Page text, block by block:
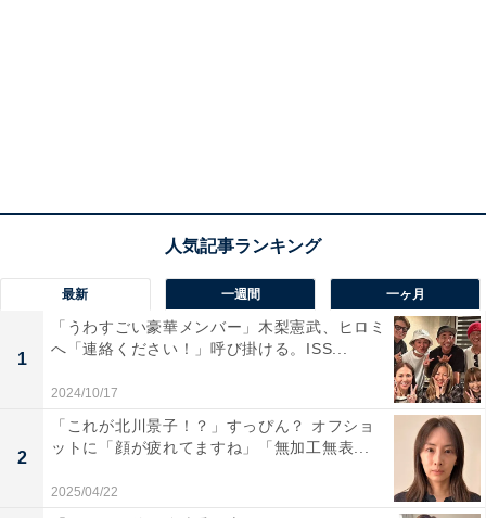
最新 一週間 一ヶ月
1
「うわすごい豪華メンバー」木梨憲武、ヒロミ
へ「連絡ください！」呼び掛ける。ISS...
2024/10/17
2
「これが北川景子！？」すっぴん？ オフショ
ットに「顔が疲れてますね」「無加工無表...
2025/04/22